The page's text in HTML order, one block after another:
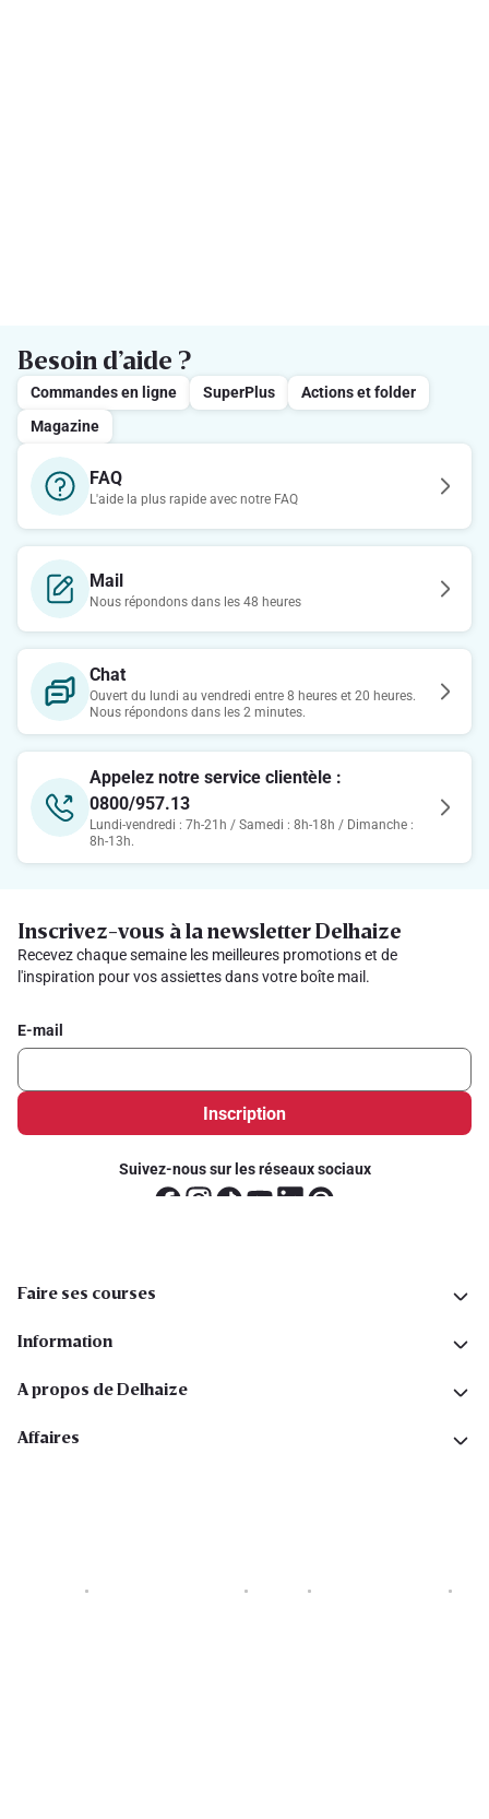
Besoin d’aide ?
Commandes en ligne SuperPlus
Actions et folder
Magazine
FAQ
L'aide la plus rapide avec notre FAQ
Mail
Nous répondons dans les 48 heures
Chat
Ouvert du lundi au vendredi entre 8 heures et 20 heures.
Nous répondons dans les 2 minutes.
Appelez notre service clientèle :
0800/957.13
Lundi-vendredi : 7h-21h / Samedi : 8h-18h / Dimanche :
8h-13h.
Inscrivez-vous à la newsletter Delhaize
Recevez chaque semaine les meilleures promotions et de
l'inspiration pour vos assiettes dans votre boîte mail.
E-mail
Inscription
Suivez-nous sur les réseaux sociaux
Faire ses courses
Information
A propos de Delhaize
Affaires